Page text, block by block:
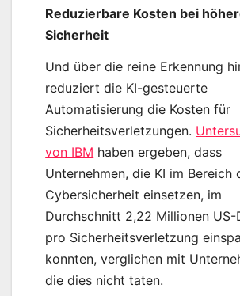
Reduzierbare Kosten bei
Sicherheit
Und über die reine Erkennung
reduziert die KI-gesteuerte
Automatisierung die Kosten für
Sicherheitsverletzungen.
von IBM haben ergeben, dass
Unternehmen, die KI im Bereich
Cybersicherheit einsetzen, im
Durchschnitt 2,22 Millionen US-
pro Sicherheitsverletzung
konnten, verglichen mit
die dies nicht taten.